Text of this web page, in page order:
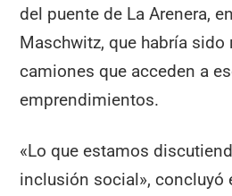
del puente de La Arenera,
Maschwitz, que habría sido
camiones que acceden a
emprendimientos.
«Lo que estamos
inclusión social», concluyó